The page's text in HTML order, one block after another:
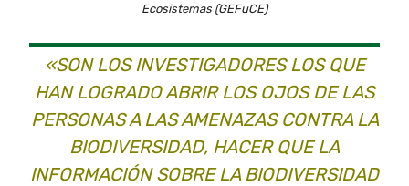
Ecosistemas (GEFuCE)
«SON LOS INVESTIGADORES LOS QUE
HAN LOGRADO ABRIR LOS OJOS DE LAS
PERSONAS A LAS AMENAZAS CONTRA LA
BIODIVERSIDAD, HACER QUE LA
INFORMACIÓN SOBRE LA BIODIVERSIDAD